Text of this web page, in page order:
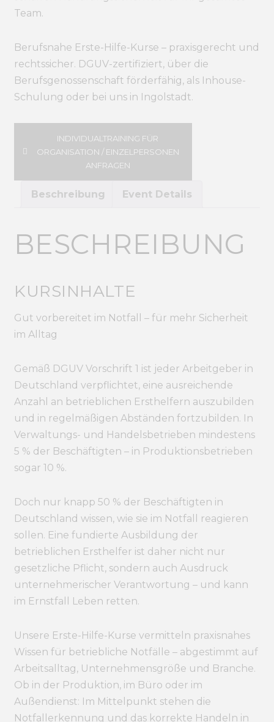
Team.
Berufsnahe Erste-Hilfe-Kurse – praxisgerecht und
rechtssicher. DGUV-zertifiziert, über die
Berufsgenossenschaft förderfähig, als Inhouse-
Schulung oder bei uns in Ingolstadt.
INDIVIDUALTRAINING FÜR
ORGANISATION / EINZELPERSONEN
ANFRAGEN
Beschreibung Event Details
BESCHREIBUNG
KURSINHALTE
Gut vorbereitet im Notfall – für mehr Sicherheit
im Alltag
Gemäß DGUV Vorschrift 1 ist jeder Arbeitgeber in
Deutschland verpflichtet, eine ausreichende
Anzahl an betrieblichen Ersthelfern auszubilden
und in regelmäßigen Abständen fortzubilden. In
Verwaltungs- und Handelsbetrieben mindestens
5 % der Beschäftigten – in Produktionsbetrieben
sogar 10 %.
Doch nur knapp 50 % der Beschäftigten in
Deutschland wissen, wie sie im Notfall reagieren
sollen. Eine fundierte Ausbildung der
betrieblichen Ersthelfer ist daher nicht nur
gesetzliche Pflicht, sondern auch Ausdruck
unternehmerischer Verantwortung – und kann
im Ernstfall Leben retten.
Unsere Erste-Hilfe-Kurse vermitteln praxisnahes
Wissen für betriebliche Notfälle – abgestimmt auf
Arbeitsalltag, Unternehmensgröße und Branche.
Ob in der Produktion, im Büro oder im
Außendienst: Im Mittelpunkt stehen die
Notfallerkennung und das korrekte Handeln in